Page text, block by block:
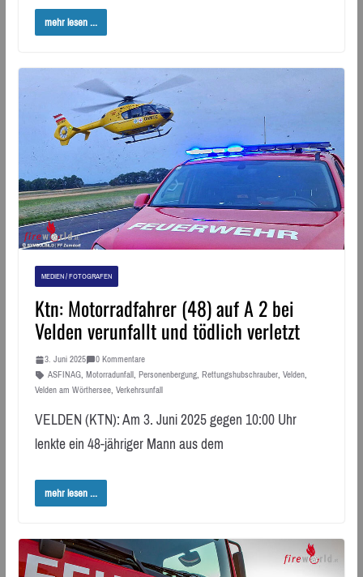
mehr lesen ...
MEDIEN / FOTOGRAFEN
Ktn: Motorradfahrer (48) auf A 2 bei
Velden verunfallt und tödlich verletzt
3. Juni 2025
0 Kommentare
ASFINAG, Motorradunfall, Personenbergung, Rettungshubschrauber, Velden,
Velden am Wörthersee, Verkehrsunfall
VELDEN (KTN): Am 3. Juni 2025 gegen 10:00 Uhr
lenkte ein 48-jähriger Mann aus dem
mehr lesen ...